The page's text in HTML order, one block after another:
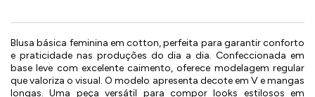
Blusa básica feminina em cotton, perfeita para garantir conforto
e praticidade nas produções do dia a dia. Confeccionada em
base leve com excelente caimento, oferece modelagem regular
que valoriza o visual. O modelo apresenta decote em V e mangas
longas. Uma peça versátil para compor looks estilosos em